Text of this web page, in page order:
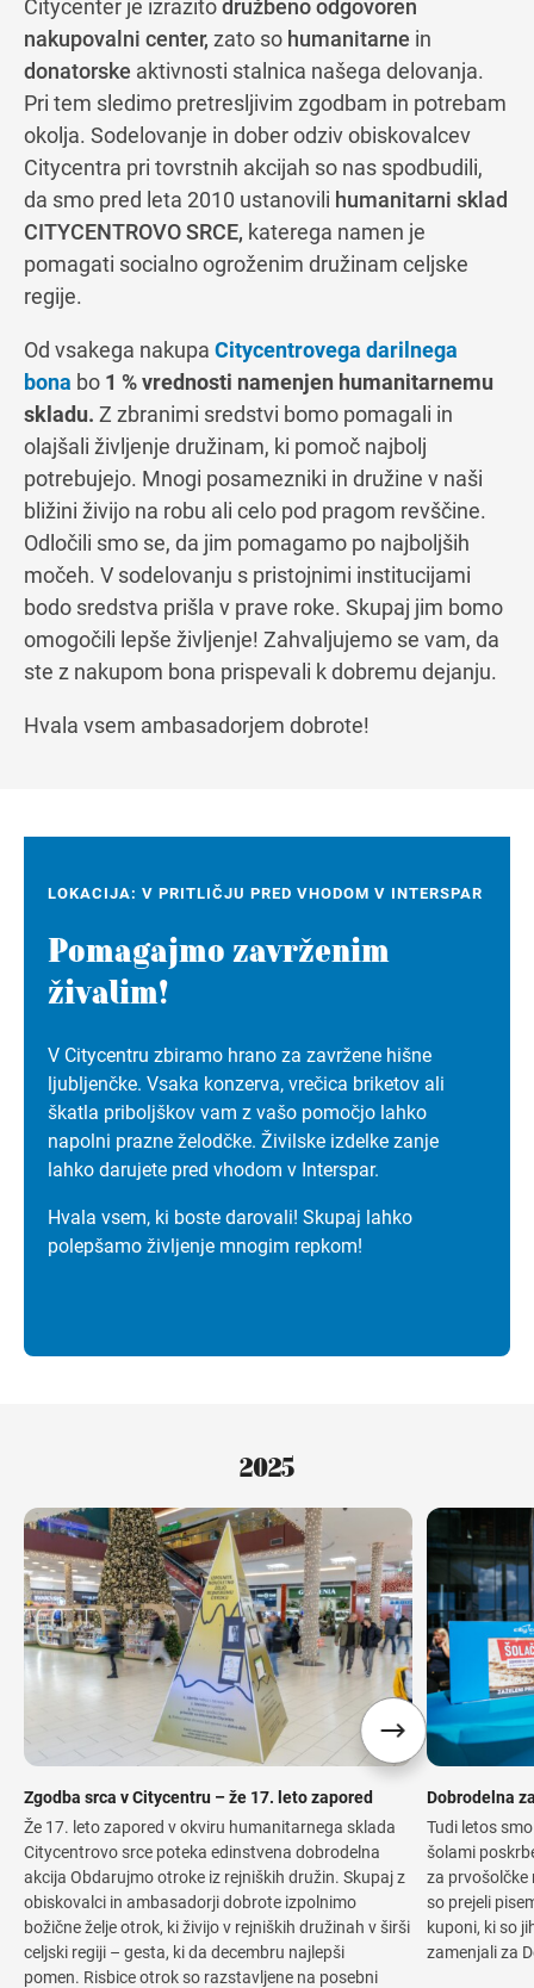
Navodila za pot
Citycenter je izrazitodružbeno odgovoren
nakupovalni center, zato so humanitarne in
donatorske aktivnosti stalnica našega delovanja.
Pri tem sledimo pretresljivim zgodbam in potrebam
okolja. Sodelovanje in dober odziv obiskovalcev
Citycentra pri tovrstnih akcijah so nas spodbudili,
da smo pred leta 2010 ustanovili humanitarni sklad
CITYCENTROVO SRCE, katerega namen je
pomagati socialno ogroženim družinam celjske
regije.
Od vsakega nakupa Citycentrovega darilnega
bona bo 1 % vrednosti namenjen humanitarnemu
skladu. Z zbranimi sredstvi bomo pomagali in
olajšali življenje družinam, ki pomoč najbolj
potrebujejo. Mnogi posamezniki in družine v naši
bližini živijo na robu ali celo pod pragom revščine.
Odločili smo se, da jim pomagamo po najboljših
močeh. V sodelovanju s pristojnimi institucijami
bodo sredstva prišla v prave roke. Skupaj jim bomo
omogočili lepše življenje! Zahvaljujemo se vam, da
ste z nakupom bona prispevali k dobremu dejanju.
Hvala vsem ambasadorjem dobrote!
LOKACIJA: V PRITLIČJU PRED VHODOM V INTERSPAR
Pomagajmo zavrženim
živalim!
V Citycentru zbiramo hrano za zavržene hišne
ljubljenčke. Vsaka konzerva, vrečica briketov ali
škatla priboljškov vam z vašo pomočjo lahko
napolni prazne želodčke. Živilske izdelke zanje
lahko darujete pred vhodom v Interspar.
Hvala vsem, ki boste darovali! Skupaj lahko
polepšamo življenje mnogim repkom!
2025
Zgodba srca v Citycentru – že 17. leto zapored
Že 17. leto zapored v okviru humanitarnega sklada
Citycentrovo srce poteka edinstvena dobrodelna
akcija Obdarujmo otroke iz rejniških družin. Skupaj z
obiskovalci in ambasadorji dobrote izpolnimo
božične želje otrok, ki živijo v rejniških družinah v širši
celjski regiji – gesta, ki da decembru najlepši
pomen. Risbice otrok so razstavljene na posebni
Dobrodelna
Tudi letos
šolami
za prvošolčke
so prejeli
kuponi, ki so
zamenjali za